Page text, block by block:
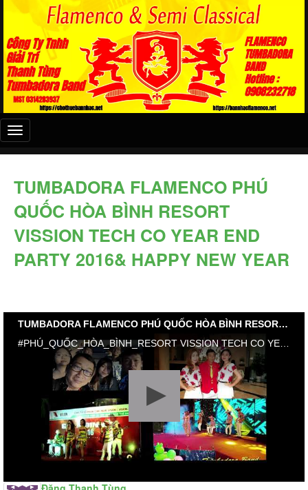
Đây
là
menu
TUMBADORA FLAMENCO PHÚ
QUỐC HÒA BÌNH RESORT
VISSION TECH CO YEAR END
PARTY 2016& HAPPY NEW YEAR
TUMBADORA FLAMENCO PHÚ QUỐC HÒA BÌNH RESORT VISSION TECH CO YEAR END PARTY 2016& HAPPY NEW YEAR